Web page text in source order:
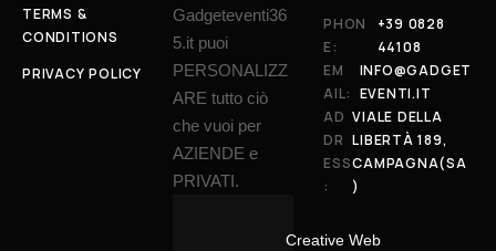
TERMS &
CONDITIONS
PRIVACY POLICY
Gadgeteventi36
5.it puoi
PERSONALIZZ
ARE tutto ciò
che vuoi per
AZIENDE e
PRIVATI.
Creative Web
PHON
E:
+39 0828
44108
EM
AIL:
INFO@GADGET
EVENTI.IT
AD
DR
ESS
:
VIALE DELLA
LIBERTÀ 189,
CAMPAGNA(SA
)